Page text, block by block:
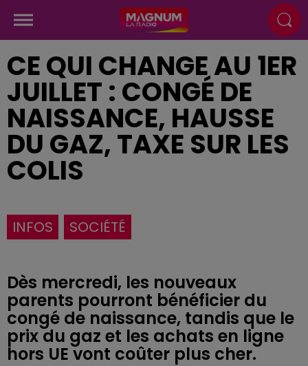
CE QUI CHANGE AU 1ER
JUILLET : CONGÉ DE
NAISSANCE, HAUSSE
DU GAZ, TAXE SUR LES
COLIS
INFOS SOCIÉTÉ
Dès mercredi, les nouveaux
parents pourront bénéficier du
congé de naissance, tandis que le
prix du gaz et les achats en ligne
hors UE vont coûter plus cher.